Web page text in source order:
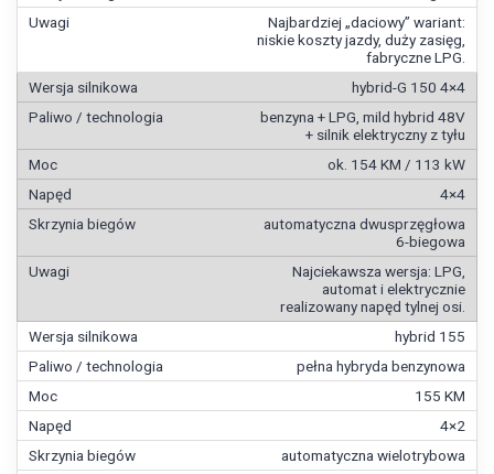
Najbardziej „daciowy” wariant:
niskie koszty jazdy, duży zasięg,
fabryczne LPG.
hybrid-G 150 4×4
benzyna + LPG, mild hybrid 48V
+ silnik elektryczny z tyłu
ok. 154 KM / 113 kW
4×4
automatyczna dwusprzęgłowa
6-biegowa
Najciekawsza wersja: LPG,
automat i elektrycznie
realizowany napęd tylnej osi.
hybrid 155
pełna hybryda benzynowa
155 KM
4×2
automatyczna wielotrybowa